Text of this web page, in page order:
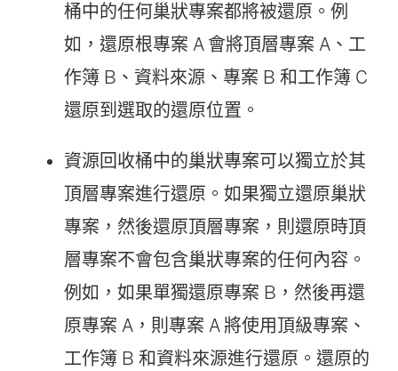
桶中的任何巢狀專案都將被還原。例
如，還原根專案 A 會將頂層專案 A、工
作簿 B、資料來源、專案 B 和工作簿 C
還原到選取的還原位置。
資源回收桶中的巢狀專案可以獨立於其
頂層專案進行還原。如果獨立還原巢狀
專案，然後還原頂層專案，則還原時頂
層專案不會包含巢狀專案的任何內容。
例如，如果單獨還原專案 B，然後再還
原專案 A，則專案 A 將使用頂級專案、
工作簿 B 和資料來源進行還原。還原的